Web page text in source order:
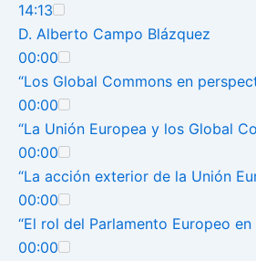
14:13
D. Alberto Campo Blázquez
00:00
“Los Global Commons en
00:00
“La Unión Europea y los Global
00:00
“La acción exterior de la Unión
00:00
“El rol del Parlamento Europeo
00:00